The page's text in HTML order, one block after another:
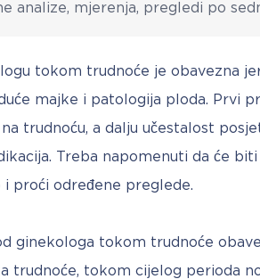
analize, mjerenja, pregledi po
tokom trudnoće je obavezna
majke i patologija ploda. Prvi
trudnoću, a dalju učestalost
Treba napomenuti da će
i proći određene preglede.
ginekologa tokom trudnoće
trudnoće, tokom cijelog perioda